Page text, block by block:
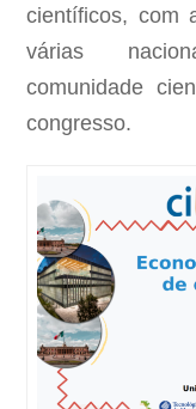
científicos, com
várias
comunidade
congresso.